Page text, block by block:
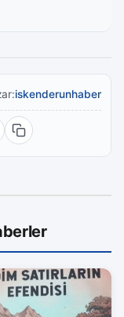
iskenderunhaber